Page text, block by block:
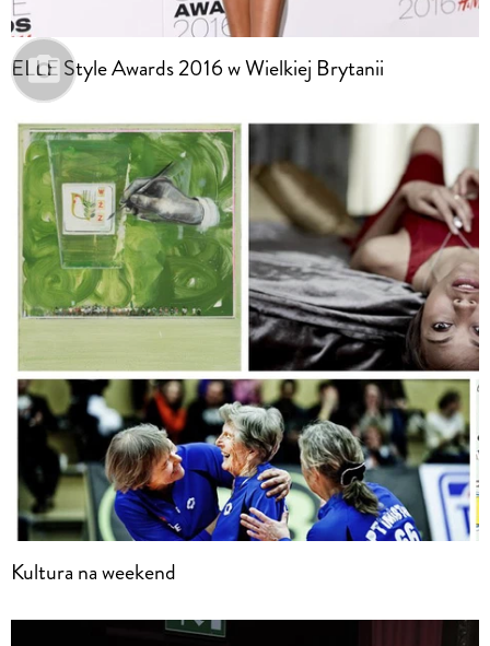
ELLE Style Awards 2016 w Wielkiej Brytanii
Kultura na weekend